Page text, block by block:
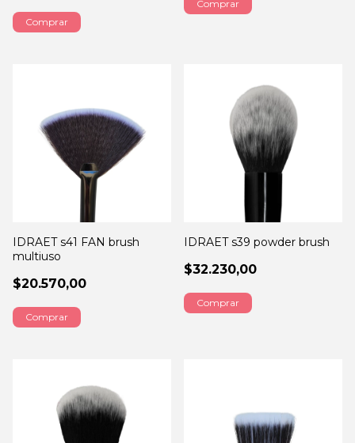
IDRAET s41 FAN brush
multiuso
$20.570,00
IDRAET s39 powder brush
$32.230,00